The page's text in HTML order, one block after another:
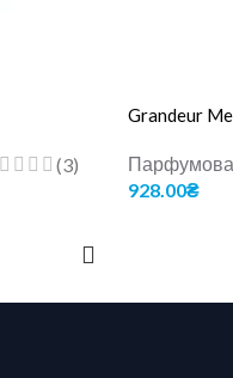
(3)
Grandeur
928.00₴